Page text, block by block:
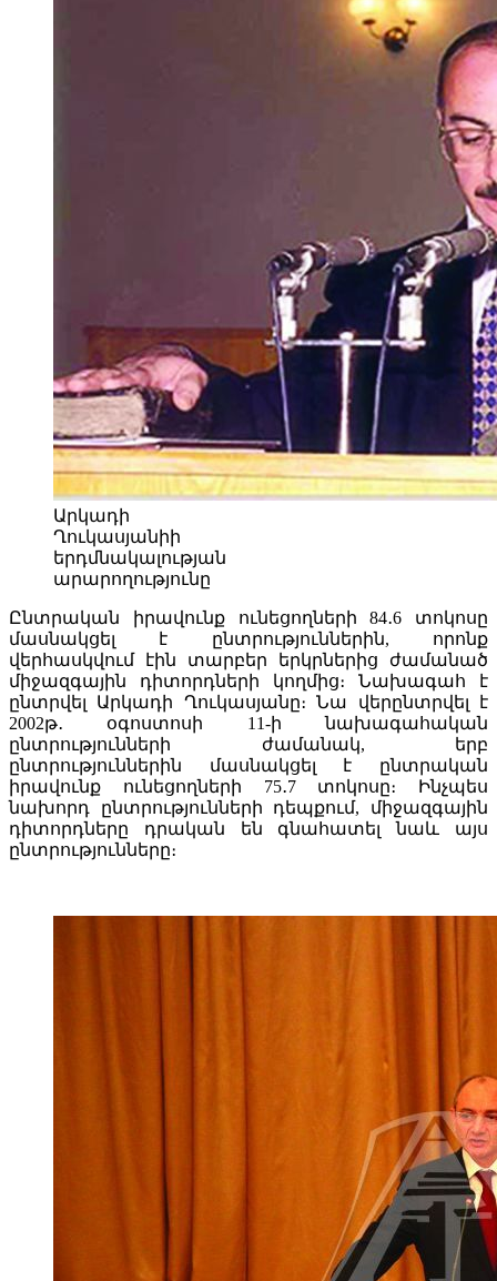
Արկադի
Ղուկասյանիի
երդմնակալության
արարողությունը
Ընտրական իրավունք ունեցողների 84․6 տոկոսը
մասնակցել է ընտրություններին, որոնք
վերհասկվում էին տարբեր երկրներից ժամանած
միջազգային դիտորդների կողմից։ Նախագահ է
ընտրվել Արկադի Ղուկասյանը։ Նա վերընտրվել է
2002թ․ օգոստոսի 11-ի նախագահական
ընտրությունների ժամանակ, երբ
ընտրություններին մասնակցել է ընտրական
իրավունք ունեցողների 75․7 տոկոսը։ Ինչպես
նախորդ ընտրությունների դեպքում, միջազգային
դիտորդները դրական են գնահատել նաև այս
ընտրությունները։